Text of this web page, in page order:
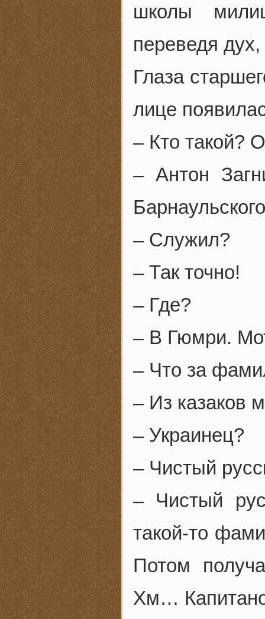
школы
переведя
Глаза
лице
– Кто такой?
– Антон
– Служил?
– Так точно!
– Где?
– В Гюмри.
– Что за
– Из казаков
– Украинец?
– Чистый
– Чистый
такой-то
Потом
Хм…